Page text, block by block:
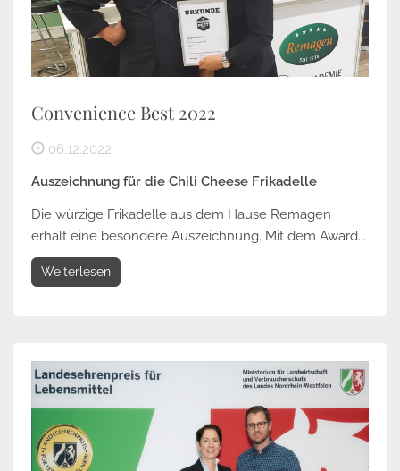
Convenience Best 2022
06.12.2022
Auszeichnung für die Chili Cheese Frikadelle
Die würzige Frikadelle aus dem Hause Remagen
erhält eine besondere Auszeichnung. Mit dem Award...
Weiterlesen